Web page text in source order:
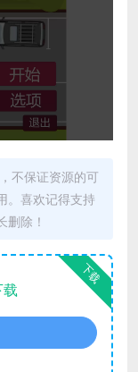
不保证资源的可
。喜欢记得支持
删除！
下载